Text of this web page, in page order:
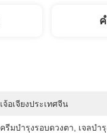
เจ้อเจียงประเทศจีน
ครีมบำรุงรอบดวงตา, ​​เจลบำ